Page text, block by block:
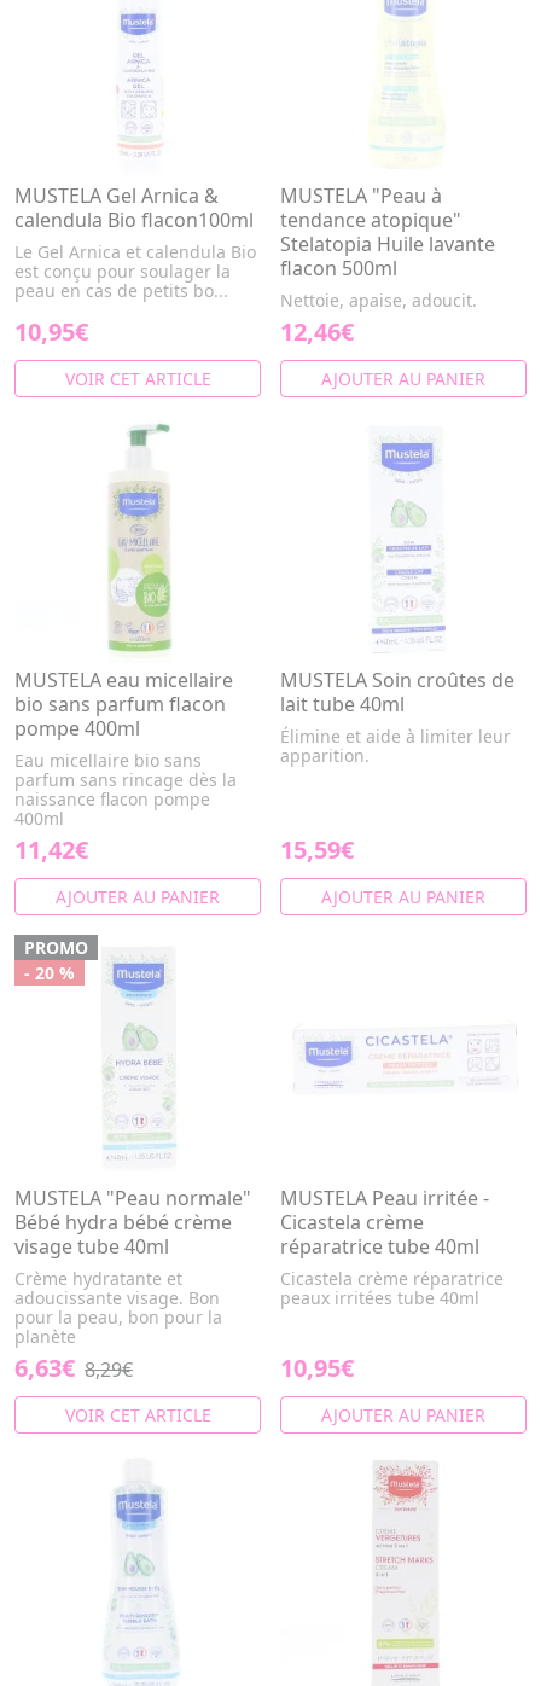
MUSTELA Gel Arnica &
calendula Bio flacon100ml
Le Gel Arnica et calendula Bio
est conçu pour soulager la
peau en cas de petits bo...
10,95€
VOIR CET ARTICLE
MUSTELA "Peau à
tendance atopique"
Stelatopia Huile lavante
flacon 500ml
Nettoie, apaise, adoucit.
12,46€
AJOUTER AU PANIER
MUSTELA eau micellaire
bio sans parfum flacon
pompe 400ml
Eau micellaire bio sans
parfum sans rincage dès la
naissance flacon pompe
400ml
11,42€
AJOUTER AU PANIER
MUSTELA Soin croûtes de
lait tube 40ml
Élimine et aide à limiter leur
apparition.
15,59€
AJOUTER AU PANIER
PROMO
- 20 %
MUSTELA "Peau normale"
Bébé hydra bébé crème
visage tube 40ml
Crème hydratante et
adoucissante visage. Bon
pour la peau, bon pour la
planète
6,63€ 8,29€
VOIR CET ARTICLE
MUSTELA Peau irritée -
Cicastela crème
réparatrice tube 40ml
Cicastela crème réparatrice
peaux irritées tube 40ml
10,95€
AJOUTER AU PANIER